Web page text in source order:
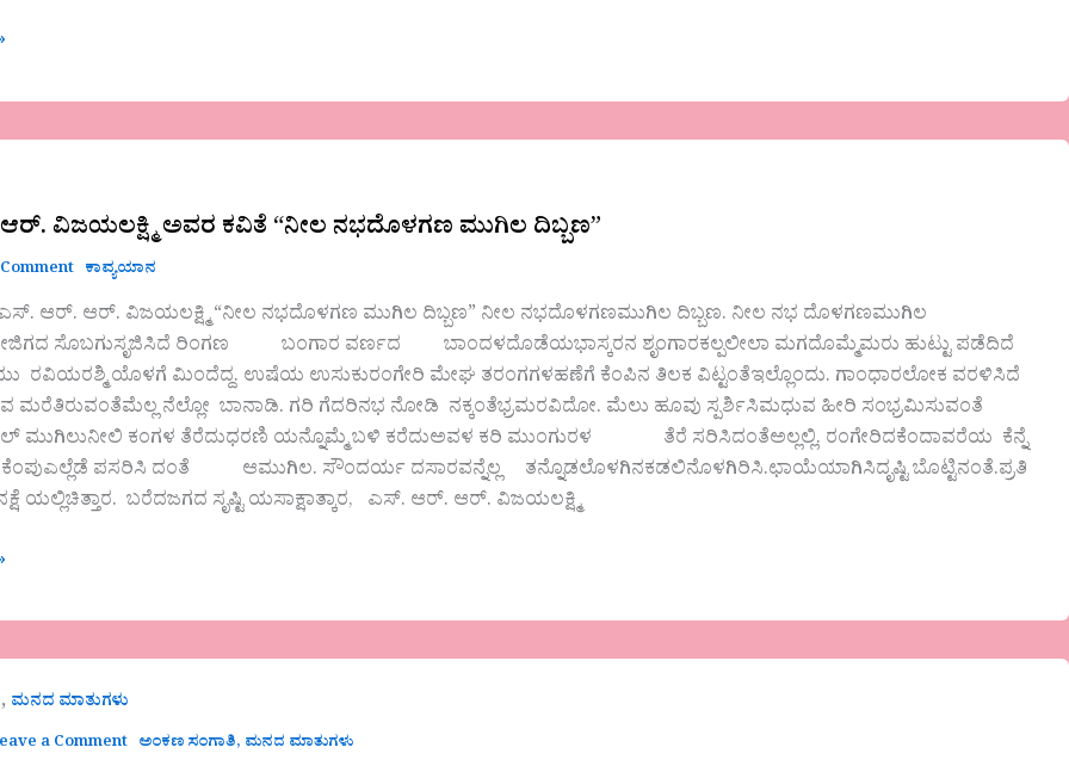
ವಿಜಯಲಕ್ಷ್ಮಿ ಅವರ ಕವಿತೆ “ನೀಲ ನಭದೊಳಗಣ ಮುಗಿಲ ದಿಬ್ಬಣ”
ಕಾವ್ಯಯಾನ
ಎಸ್. ಆರ್. ಆರ್. ವಿಜಯಲಕ್ಷ್ಮಿ “ನೀಲ ನಭದೊಳಗಣ ಮುಗಿಲ ದಿಬ್ಬಣ” ನೀಲ ನಭದೊಳಗಣಮುಗಿಲ ದಿಬ್ಬಣ. ನೀಲ ನಭ ದೊಳಗಣಮುಗಿಲ
ಸೊಬಗುಸೃಜಿಸಿದೆ ರಿಂಗಣ ಬಂಗಾರ ವರ್ಣದ ಬಾಂದಳದೊಡೆಯಭಾಸ್ಕರನ ಶೃಂಗಾರಕಲ್ಪಲೀಲಾ ಮಗದೊಮ್ಮೆಮರು ಹುಟ್ಟು ಪಡೆದಿದೆ
ರವಿಯರಶ್ಮಿ ಯೊಳಗೆ ಮಿಂದೆದ್ದ. ಉಷೆಯ ಉಸುಕುರಂಗೇರಿ ಮೇಘ ತರಂಗಗಳಹಣೆಗೆ ಕೆಂಪಿನ ತಿಲಕ ವಿಟ್ಟಂತೆಇಲ್ಲೊಂದು. ಗಾಂಧಾರಲೋಕ ವರಳಿಸಿದೆ
ಮರೆತಿರುವಂತೆಮೆಲ್ಲ ನೆಲ್ಲೋ ಬಾನಾಡಿ. ಗರಿ ಗೆದರಿನಭ ನೋಡಿ ನಕ್ಕಂತೆಭ್ರಮರವಿದೋ. ಮೆಲು ಹೂವು ಸ್ಪರ್ಶಿಸಿಮಧುವ ಹೀರಿ ಸಂಭ್ರಮಿಸುವಂತೆ
ಕಂಗಳ ತೆರೆದುಧರಣಿ ಯನ್ನೊಮ್ಮೆ ಬಳಿ ಕರೆದುಅವಳ ಕರಿ ಮುಂಗುರಳ ತೆರೆ ಸರಿಸಿದಂತೆಅಲ್ಲಲ್ಲಿ. ರಂಗೇರಿದಕೆಂದಾವರೆಯ ಕೆನ್ನೆ
ಪಸರಿಸಿ ದಂತೆ ಆಮುಗಿಲ. ಸೌಂದರ್ಯ ದಸಾರವನ್ನೆಲ್ಲ ತನ್ನೊಡಲೊಳಗಿನಕಡಲಿನೊಳಗಿರಿಸಿ.ಛಾಯೆಯಾಗಿಸಿದೃಷ್ಟಿ ಬೊಟ್ಟಿನಂತೆ.ಪ್ರತಿ
ಯಲ್ಲಿಚಿತ್ತಾರ. ಬರೆದಜಗದ ಸೃಷ್ಟಿ ಯಸಾಕ್ಷಾತ್ಕಾರ, ಎಸ್. ಆರ್. ಆರ್. ವಿಜಯಲಕ್ಷ್ಮಿ
, ಮನದ ಮಾತುಗಳು
a Comment ಅಂಕಣ ಸಂಗಾತಿ, ಮನದ ಮಾತುಗಳು